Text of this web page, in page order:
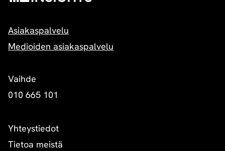
Asiakaspalvelu
Medioiden asiakaspalvelu
Vaihde
010 665 101
Yhteystiedot
Tietoa meistä